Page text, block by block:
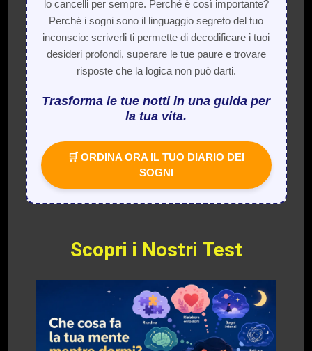
lo cancelli per sempre. Perché è così importante?
Perché i sogni sono il linguaggio segreto del tuo
inconscio: scriverli ti permette di decodificare i tuoi
desideri profondi, superare le tue paure e trovare
risposte che la logica non può darti.
Trasforma le tue notti in una guida per
la tua vita.
🛒 ORDINA ORA IL TUO DIARIO DEI
SOGNI
Scopri i Nostri Test